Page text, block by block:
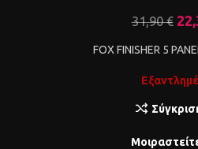
31,90€
FOX FINISHER 5